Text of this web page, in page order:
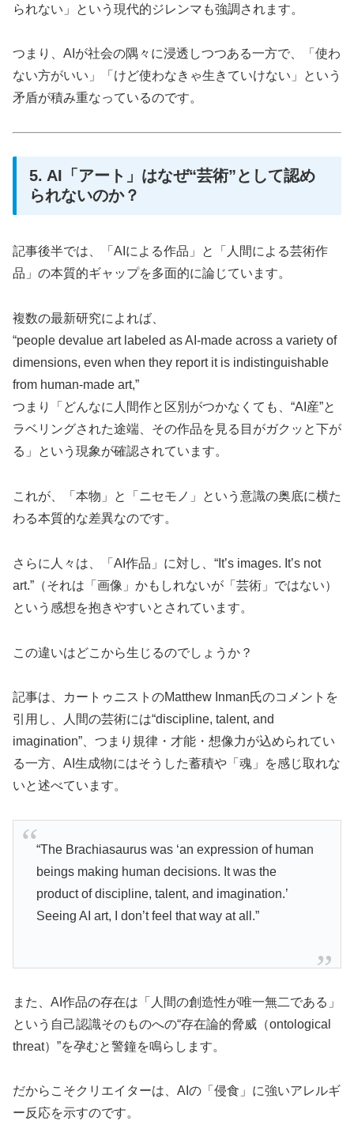
られない」という現代的ジレンマも強調されます。
つまり、AIが社会の隅々に浸透しつつある一方で、「使わ
ない方がいい」「けど使わなきゃ生きていけない」という
矛盾が積み重なっているのです。
5. AI「アート」はなぜ“芸術”として認め
られないのか？
記事後半では、「AIによる作品」と「人間による芸術作
品」の本質的ギャップを多面的に論じています。
複数の最新研究によれば、
“people devalue art labeled as AI-made across a variety of
dimensions, even when they report it is indistinguishable
from human-made art,”
つまり「どんなに人間作と区別がつかなくても、“AI産”と
ラベリングされた途端、その作品を見る目がガクッと下が
る」という現象が確認されています。
これが、「本物」と「ニセモノ」という意識の奥底に横た
わる本質的な差異なのです。
さらに人々は、「AI作品」に対し、“It’s images. It’s not
art.”（それは「画像」かもしれないが「芸術」ではない）
という感想を抱きやすいとされています。
この違いはどこから生じるのでしょうか？
記事は、カートゥニストのMatthew Inman氏のコメントを
引用し、人間の芸術には“discipline, talent, and
imagination”、つまり規律・才能・想像力が込められてい
る一方、AI生成物にはそうした蓄積や「魂」を感じ取れな
いと述べています。
“The Brachiasaurus was ‘an expression of human
beings making human decisions. It was the
product of discipline, talent, and imagination.’
Seeing AI art, I don’t feel that way at all.”
また、AI作品の存在は「人間の創造性が唯一無二である」
という自己認識そのものへの“存在論的脅威（ontological
threat）”を孕むと警鐘を鳴らします。
だからこそクリエイターは、AIの「侵食」に強いアレルギ
ー反応を示すのです。